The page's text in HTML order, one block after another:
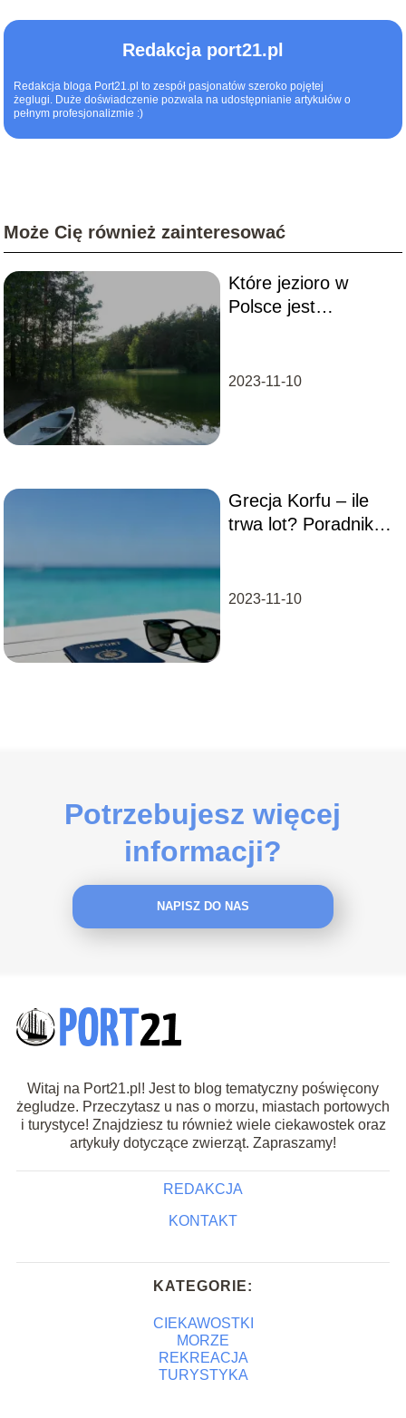
Redakcja port21.pl
Redakcja bloga Port21.pl to zespół pasjonatów szeroko pojętej
żeglugi. Duże doświadczenie pozwala na udostępnianie artykułów o
pełnym profesjonalizmie :)
Może Cię również zainteresować
Które jezioro w
Polsce jest
2023-11-10
Grecja Korfu – ile
trwa lot? Poradnik
2023-11-10
Potrzebujesz więcej
informacji?
NAPISZ DO NAS
Witaj na Port21.pl! Jest to blog tematyczny poświęcony
żegludze. Przeczytasz u nas o morzu, miastach portowych
i turystyce! Znajdziesz tu również wiele ciekawostek oraz
artykuły dotyczące zwierząt. Zapraszamy!
REDAKCJA
KONTAKT
KATEGORIE:
CIEKAWOSTKI
MORZE
REKREACJA
TURYSTYKA